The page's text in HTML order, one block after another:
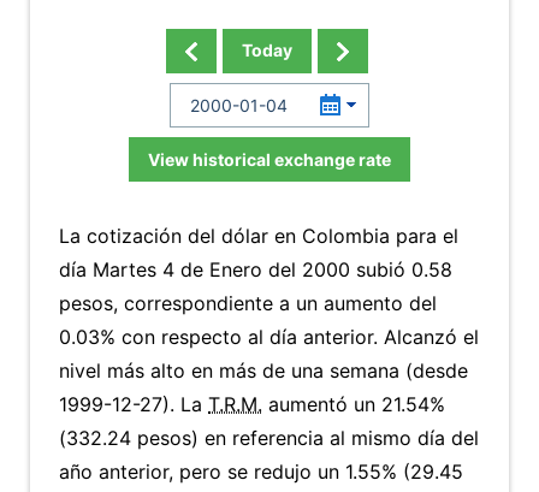
Today
View historical exchange rate
La cotización del dólar en Colombia para el
día Martes 4 de Enero del 2000 subió 0.58
pesos, correspondiente a un aumento del
0.03% con respecto al día anterior. Alcanzó el
nivel más alto en más de una semana (desde
1999-12-27). La T.R.M. aumentó un 21.54%
(332.24 pesos) en referencia al mismo día del
año anterior, pero se redujo un 1.55% (29.45